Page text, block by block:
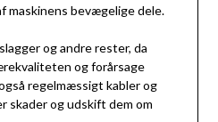
maskinens bevægelige dele.
og andre rester, da
og forårsage
regelmæssigt kabler og
skader og udskift dem om